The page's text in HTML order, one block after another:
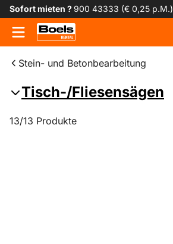
Sofort mieten ?900 43333 (€ 0,25 p.M.)
Stein- und Betonbearbeitung
Tisch-/Fliesensägen
13/13 Produkte